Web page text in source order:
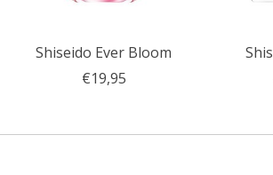
Shiseido Ever Bloom
€19,95